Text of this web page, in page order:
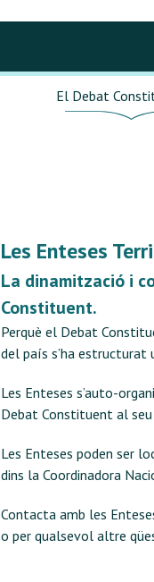
El Debat
Fases del procés
Materials de Consulta
Altres iniciatives
Les Enteses
La dinamització i
Constituent.
Perquè el Debat
del país s’ha estructurat
Les Enteses s’auto-
Debat Constituent al
Les Enteses poden ser
dins la Coordinadora
Contacta amb les
o per qualsevol altre